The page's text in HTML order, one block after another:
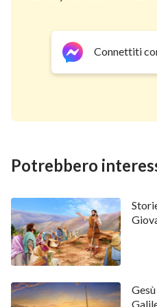
Connettiti
Potrebbero